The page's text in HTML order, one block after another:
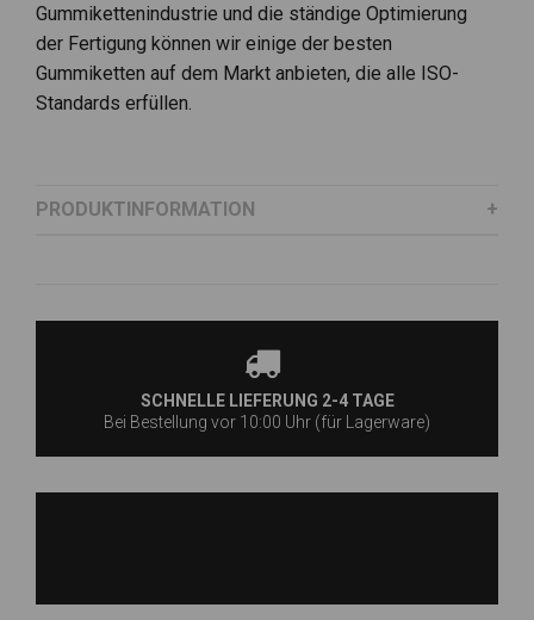
Gummikettenindustrie und die ständige Optimierung
der Fertigung können wir einige der besten
Gummiketten auf dem Markt anbieten, die alle ISO-
Standards erfüllen.
PRODUKTINFORMATION
SCHNELLE LIEFERUNG 2-4 TAGE
Bei Bestellung vor 10:00 Uhr (für Lagerware)